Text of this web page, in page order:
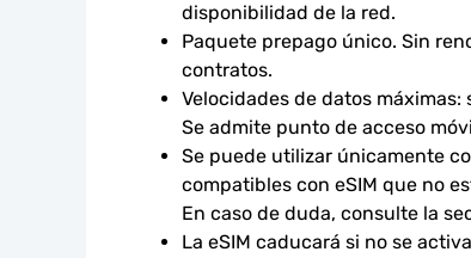
disponibilidad de la red.
Paquete prepago único. Sin
contratos.
Velocidades de datos
Se admite punto de acceso
Se puede utilizar únicamente
compatibles con eSIM que no
En caso de duda, consulte la
La eSIM caducará si no se